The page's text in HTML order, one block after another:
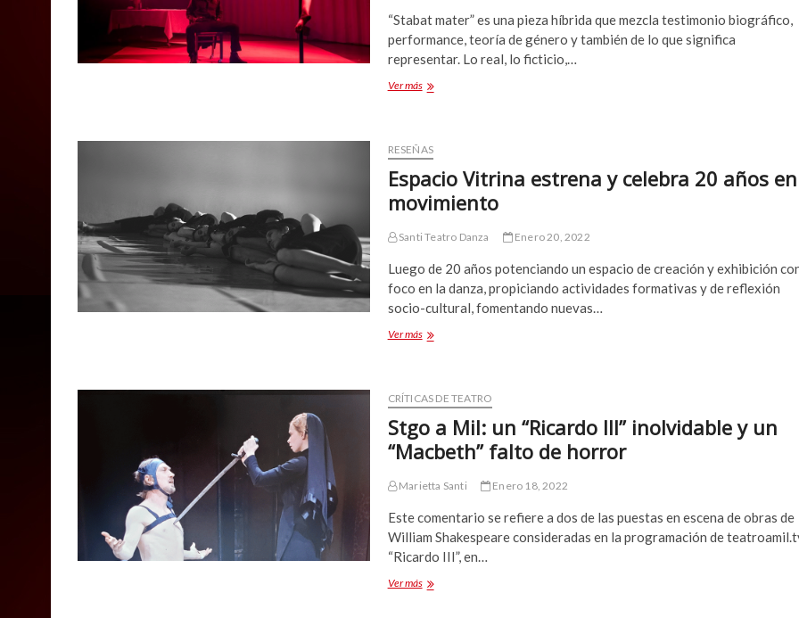
“Stabat mater” es una pieza híbrida que mezcla testimonio biográfico,
performance, teoría de género y también de lo que significa
representar. Lo real, lo ficticio,…
Ver másStgo
mater”,
y
cuerpo
abierto
RESEÑAS
Espacio Vitrina estrena y celebra 20 años en
movimiento
Santi Teatro Danza Enero 20, 2022
Luego de 20 años potenciando un espacio de creación y exhibición
foco en la danza, propiciando actividades formativas y de reflexión
socio-cultural, fomentando nuevas…
Ver másEspacio
celebra
años
en
movimiento
CRÍTICAS DE TEATRO
Stgo a Mil: un “Ricardo III” inolvidable y un
“Macbeth” falto de horror
Marietta Santi Enero 18, 2022
Este comentario se refiere a dos de las puestas en escena de obras de
William Shakespeare consideradas en la programación de
“Ricardo III”, en…
Ver másStgo